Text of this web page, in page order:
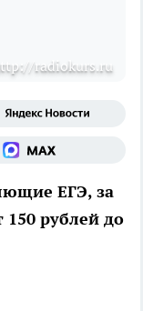
radiokurs.ru
ЕГЭ, за
150 рублей до